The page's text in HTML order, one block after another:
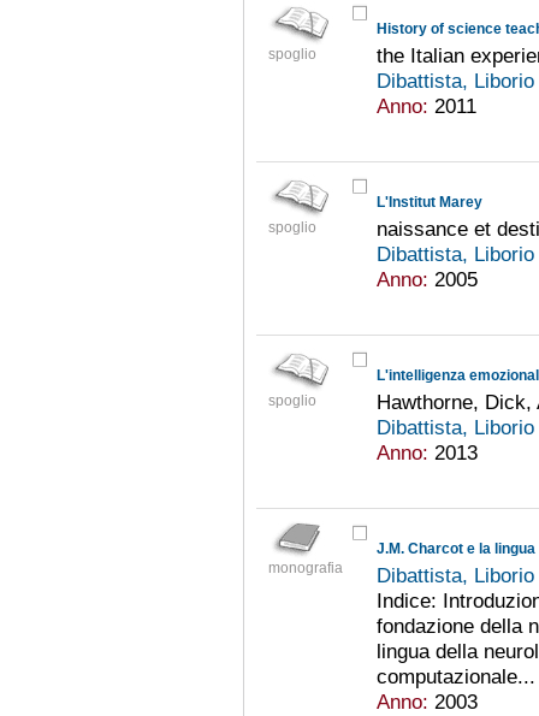
spoglio
History of science
the Italian
Dibattista, Liborio
Anno: 2011
spoglio
L'Institut Marey
naissance et
Dibattista, Liborio
Anno: 2005
spoglio
L'intelligenza
Hawthorne, Dick,
Dibattista, Liborio
Anno: 2013
monografia
J.M. Charcot e la
Dibattista, Liborio
Indice:
fondazione della
lingua della
computazionale...
Anno: 2003